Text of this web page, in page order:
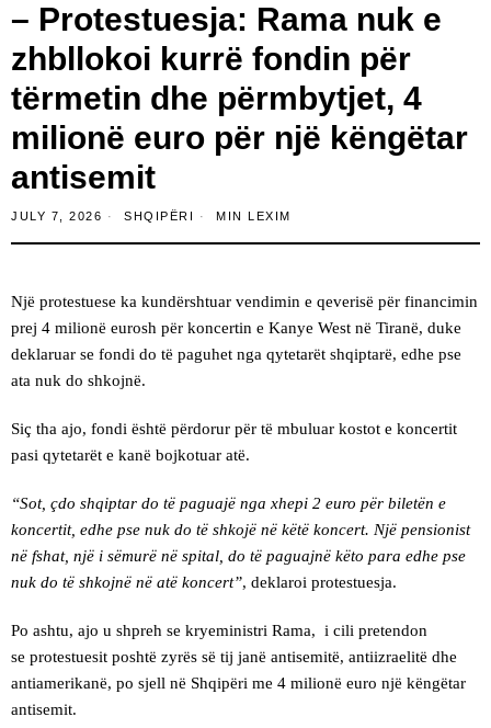
– Protestuesja: Rama nuk e
zhbllokoi kurrë fondin për
tërmetin dhe përmbytjet, 4
milionë euro për një këngëtar
antisemit
JULY 7, 2026 SHQIPËRI MIN LEXIM
Një protestuese ka kundërshtuar vendimin e qeverisë për financimin
prej 4 milionë eurosh për koncertin e Kanye West në Tiranë, duke
deklaruar se fondi do të paguhet nga qytetarët shqiptarë, edhe pse
ata nuk do shkojnë.
Siç tha ajo, fondi është përdorur për të mbuluar kostot e koncertit
pasi qytetarët e kanë bojkotuar atë.
“Sot, çdo shqiptar do të paguajë nga xhepi 2 euro për biletën e
koncertit, edhe pse nuk do të shkojë në këtë koncert. Një pensionist
në fshat, një i sëmurë në spital, do të paguajnë këto para edhe pse
nuk do të shkojnë në atë koncert”, deklaroi protestuesja.
Po ashtu, ajo u shpreh se kryeministri Rama, i cili pretendon
se protestuesit poshtë zyrës së tij janë antisemitë, antiizraelitë dhe
antiamerikanë, po sjell në Shqipëri me 4 milionë euro një këngëtar
antisemit.